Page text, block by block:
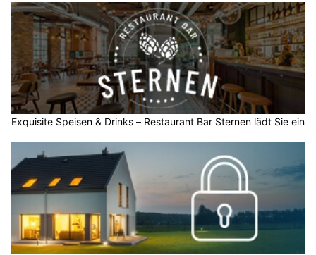
Exquisite Speisen & Drinks – Restaurant Bar Sternen lädt Sie ein